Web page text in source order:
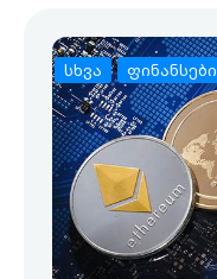
სხვა ფინანსები